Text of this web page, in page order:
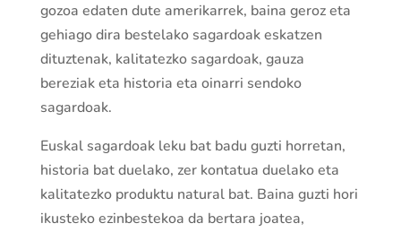
gozoa edaten dute amerikarrek, baina geroz eta
gehiago dira bestelako sagardoak eskatzen
dituztenak, kalitatezko sagardoak, gauza
bereziak eta historia eta oinarri sendoko
sagardoak.
Euskal sagardoak leku bat badu guzti horretan,
historia bat duelako, zer kontatua duelako eta
kalitatezko produktu natural bat. Baina guzti hori
ikusteko ezinbestekoa da bertara joatea,